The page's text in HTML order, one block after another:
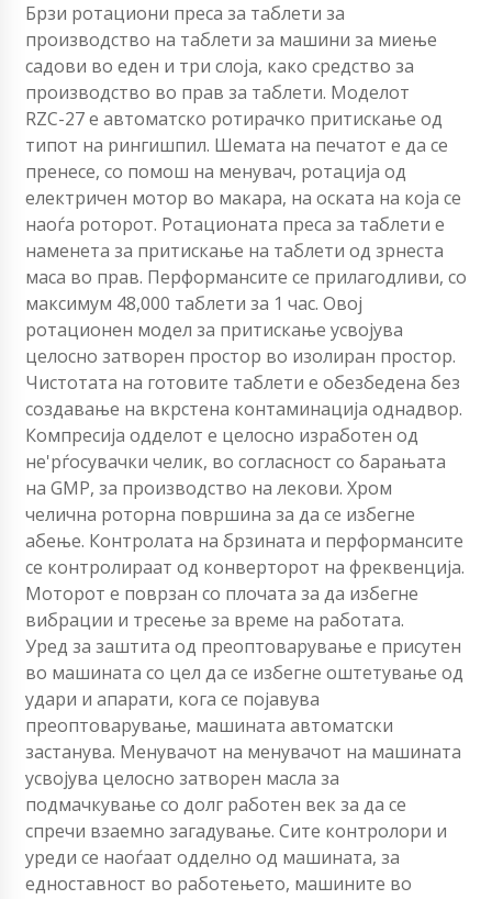
Брзи ротациони преса за таблети за
производство на таблети за машини за миење
садови во еден и три слоја, како средство за
производство во прав за таблети. Моделот
RZС-27 е автоматско ротирачко притискање од
типот на рингишпил. Шемата на печатот е да се
пренесе, со помош на менувач, ротација од
електричен мотор во макара, на оската на која се
наоѓа роторот. Ротационата преса за таблети е
наменета за притискање на таблети од зрнеста
маса во прав. Перформансите се прилагодливи, со
максимум 48,000 таблети за 1 час. Овој
ротационен модел за притискање усвојува
целосно затворен простор во изолиран простор.
Чистотата на готовите таблети е обезбедена без
создавање на вкрстена контаминација однадвор.
Компресија одделот е целосно изработен од
не'рѓосувачки челик, во согласност со барањата
на GMP, за производство на лекови. Хром
челична роторна површина за да се избегне
абење. Контролата на брзината и перформансите
се контролираат од конверторот на фреквенција.
Моторот е поврзан со плочата за да избегне
вибрации и тресење за време на работата.
Уред за заштита од преоптоварување е присутен
во машината со цел да се избегне оштетување од
удари и апарати, кога се појавува
преоптоварување, машината автоматски
застанува. Менувачот на менувачот на машината
усвојува целосно затворен масла за
подмачкување со долг работен век за да се
спречи взаемно загадување. Сите контролори и
уреди се наоѓаат одделно од машината, за
едноставност во работењето, машините во